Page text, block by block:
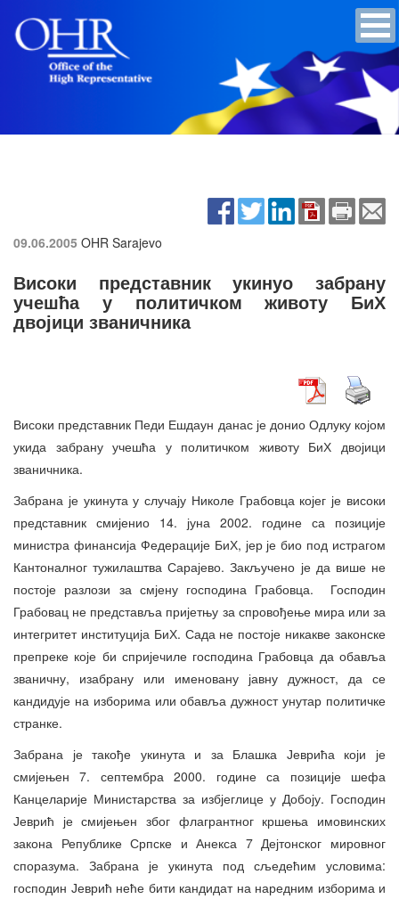
09.06.2005 OHR Sarajevo
Високи представник укинуо забрану
учешћа у политичком животу БиХ
двојици званичника
Високи представник Педи Ешдаун данас је донио Одлуку којом
укида забрану учешћа у политичком животу БиХ двојици
званичника.
Забрана је укинута у случају Николе Грабовца којег је високи
представник смијенио 14. јуна 2002. године са позиције
министра финансија Федерације БиХ, јер је био под истрагом
Кантоналног тужилаштва Сарајево. Закључено је да више не
постоје разлози за смјену господина Грабовца. Господин
Грабовац не представља пријетњу за спровођење мира или за
интегритет институција БиХ. Сада не постоје никакве законске
препреке које би спријечиле господина Грабовца да обавља
званичну, изабрану или именовану јавну дужност, да се
кандидује на изборима или обавља дужност унутар политичке
странке.
Забрана је такође укинута и за Блашка Јеврића који је
смијењен 7. септембра 2000. године са позиције шефа
Канцеларије Министарства за избјеглице у Добоју. Господин
Јеврић је смијењен због флагрантног кршења имовинских
закона Републике Српске и Анекса 7 Дејтонског мировног
споразума. Забрана је укинута под сљедећим условима:
господин Јеврић неће бити кандидат на наредним изборима и